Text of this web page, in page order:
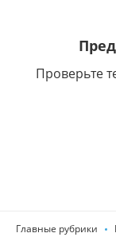
Проверьте
Главные рубрики